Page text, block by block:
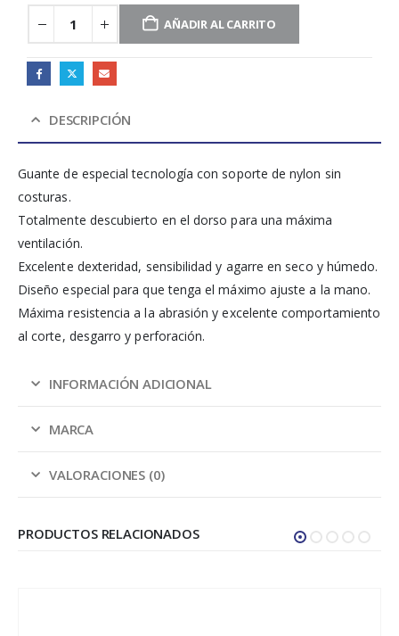
AÑADIR AL CARRITO
DESCRIPCIÓN
Guante de especial tecnología con soporte de nylon sin
costuras.
Totalmente descubierto en el dorso para una máxima
ventilación.
Excelente dexteridad, sensibilidad y agarre en seco y húmedo.
Diseño especial para que tenga el máximo ajuste a la mano.
Máxima resistencia a la abrasión y excelente comportamiento
al corte, desgarro y perforación.
INFORMACIÓN ADICIONAL
MARCA
VALORACIONES (0)
PRODUCTOS RELACIONADOS